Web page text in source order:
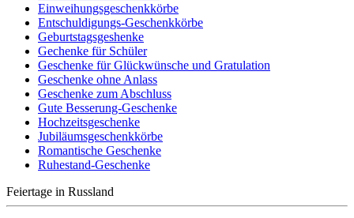
Einweihungsgeschenkkörbe
Entschuldigungs-Geschenkkörbe
Geburtstagsgeshenke
Gechenke für Schüler
Geschenke für Glückwünsche und Gratulation
Geschenke ohne Anlass
Geschenke zum Abschluss
Gute Besserung-Geschenke
Hochzeitsgeschenke
Jubiläumsgeschenkkörbe
Romantische Geschenke
Ruhestand-Geschenke
Feiertage in Russland